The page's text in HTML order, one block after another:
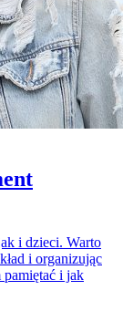
i dzieci. Warto
i organizując
i jak